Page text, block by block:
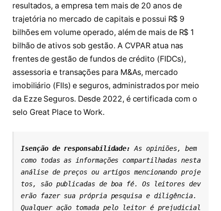
resultados, a empresa tem mais de 20 anos de
trajetória no mercado de capitais e possui R$ 9
bilhões em volume operado, além de mais de R$ 1
bilhão de ativos sob gestão. A CVPAR atua nas
frentes de gestão de fundos de crédito (FIDCs),
assessoria e transações para M&As, mercado
imobiliário (FIIs) e seguros, administrados por meio
da Ezze Seguros. Desde 2022, é certificada com o
selo Great Place to Work.
Isenção de responsabilidade: As opiniões, bem
como todas as informações compartilhadas nesta
análise de preços ou artigos mencionando proje
tos, são publicadas de boa fé. Os leitores dev
erão fazer sua própria pesquisa e diligência.
Qualquer ação tomada pelo leitor é prejudicial